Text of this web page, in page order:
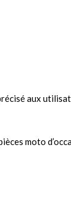
aux
moto